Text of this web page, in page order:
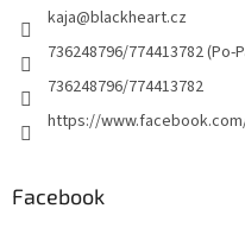
kaja@blackheart.cz
736248796/774413782 (Po-
736248796/774413782
https://
Facebook